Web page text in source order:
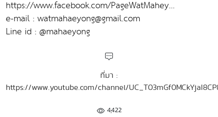
https://www.facebook.com/PageWatMahey...​
e-mail : watmahaeyong@gmail.com
Line id : @mahaeyong
ที่มา :
https://www.youtube.com/channel/
4,422